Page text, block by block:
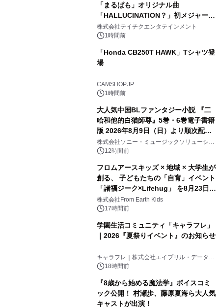
「まるぱも」オリジナル曲
「HALLUCINATION？」初メジャー配
信リリース決定！
株式会社テイチクエンタテインメント
1時間前
「Honda CB250T HAWK」Tシャツ登
場
CAMSHOP.JP
1時間前
大人気中国BLファンタジー小説 『二
哈和他的白猫師尊』5巻・6巻電子書籍
版 2026年8月9日（日）より順次配信
開始
株式会社ソニー・ミュージックソリューショ
ンズ12時間前
フロムアースキッズ × 地域 × 大学生が
創る、 子どもたちの「自育」イベント
「諸福ジーク×Lifehug」 を8月23日
(日)開催
株式会社From Earth Kids
17時間前
学園生活コミュニティ「キャラフレ」
｜2026『夏祭りイベント』のお知らせ
キャラフレ｜株式会社エイプリル・データ・
デザインズ
18時間前
『8歳から始める魔法学』ボイスコミ
ック公開！ 村瀬歩、藤原夏海ら大人気
キャストが出演！